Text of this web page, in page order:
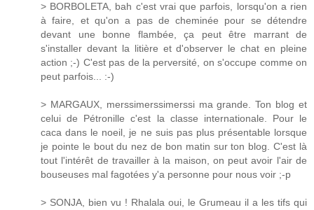
> BORBOLETA, bah c'est vrai que parfois, lorsqu'on a rien
à faire, et qu'on a pas de cheminée pour se détendre
devant une bonne flambée, ça peut être marrant de
s'installer devant la litière et d'observer le chat en pleine
action ;-) C'est pas de la perversité, on s'occupe comme on
peut parfois... :-)
> MARGAUX, merssimerssimerssi ma grande. Ton blog et
celui de Pétronille c'est la classe internationale. Pour le
caca dans le noeil, je ne suis pas plus présentable lorsque
je pointe le bout du nez de bon matin sur ton blog. C'est là
tout l'intérêt de travailler à la maison, on peut avoir l'air de
bouseuses mal fagotées y'a personne pour nous voir ;-p
> SONJA, bien vu ! Rhalala oui, le Grumeau il a les tifs qui